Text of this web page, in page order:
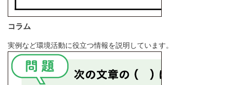
コラム
実例など環境活動に役立つ情報を説明しています。